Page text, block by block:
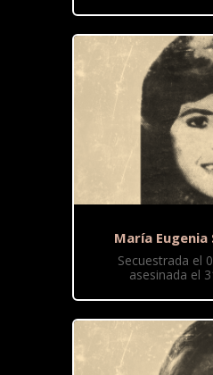
María
Secuestrada el
asesinada el